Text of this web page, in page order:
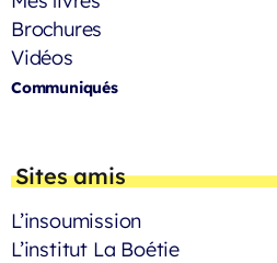
Brochures
Vidéos
Communiqués
Sites amis
L’insoumission
L’institut La Boétie